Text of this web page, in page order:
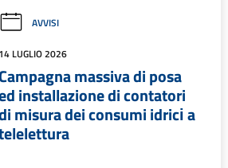
AVVISI
14 LUGLIO 2026
Campagna massiva di posa
installazione di contatori
misura dei consumi idricі a